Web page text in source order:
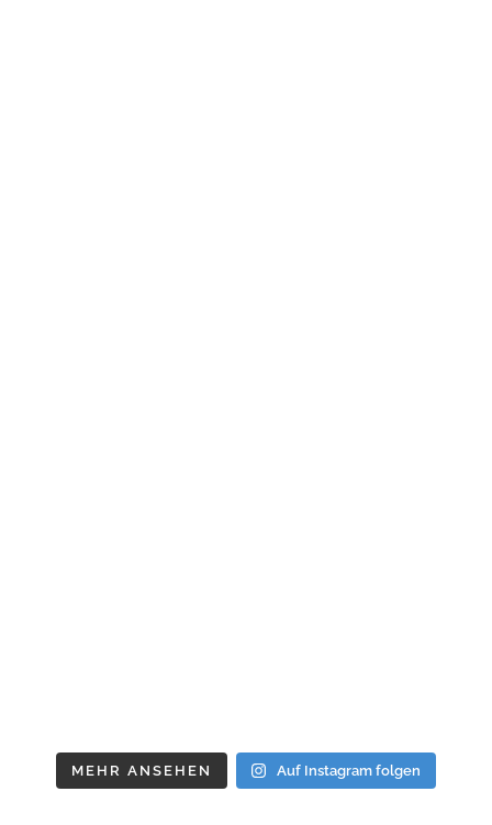
MEHR ANSEHEN Auf Instagram folgen